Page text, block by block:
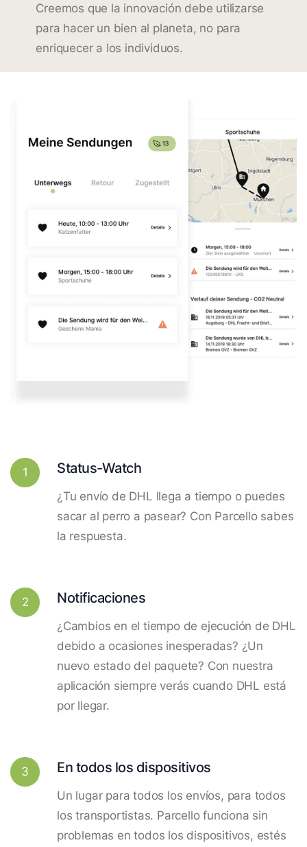
Creemos que la innovación debe utilizarse
para hacer un bien al planeta, no para
enriquecer a los individuos.
1 Status-Watch
¿Tu envío de DHL llega a tiempo o puedes
sacar al perro a pasear? Con Parcello sabes
la respuesta.
2 Notificaciones
¿Cambios en el tiempo de ejecución de DHL
debido a ocasiones inesperadas? ¿Un
nuevo estado del paquete? Con nuestra
aplicación siempre verás cuando DHL está
por llegar.
3 En todos los dispositivos
Un lugar para todos los envíos, para todos
los transportistas. Parcello funciona sin
problemas en todos los dispositivos, estés